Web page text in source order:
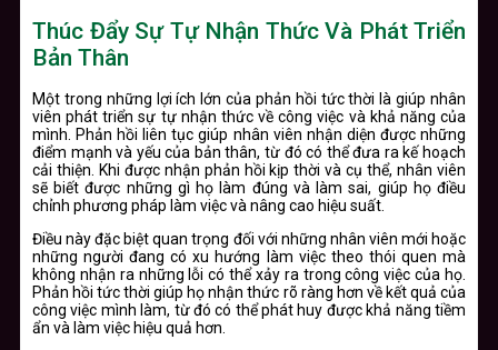
Thúc Đẩy Sự Tự Nhận Thức Và Phát Triển
Bản Thân
Một trong những lợi ích lớn của phản hồi tức thời là giúp nhân
viên phát triển sự tự nhận thức về công việc và khả năng của
mình. Phản hồi liên tục giúp nhân viên nhận diện được những
điểm mạnh và yếu của bản thân, từ đó có thể đưa ra kế hoạch
cải thiện. Khi được nhận phản hồi kịp thời và cụ thể, nhân viên
sẽ biết được những gì họ làm đúng và làm sai, giúp họ điều
chỉnh phương pháp làm việc và nâng cao hiệu suất.
Điều này đặc biệt quan trọng đối với những nhân viên mới hoặc
những người đang có xu hướng làm việc theo thói quen mà
không nhận ra những lỗi có thể xảy ra trong công việc của họ.
Phản hồi tức thời giúp họ nhận thức rõ ràng hơn về kết quả của
công việc mình làm, từ đó có thể phát huy được khả năng tiềm
ẩn và làm việc hiệu quả hơn.